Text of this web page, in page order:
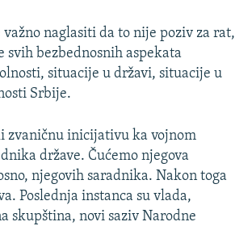
važno naglasiti da to nije poziv za rat,
svih bezbednosnih aspekata
situacije u državi, situacije u
Srbije.
zvaničnu inicijativu ka vojnom
države. Čućemo njegova
njegovih saradnika. Nakon toga
Poslednja instanca su vlada,
skupština, novi saziv Narodne